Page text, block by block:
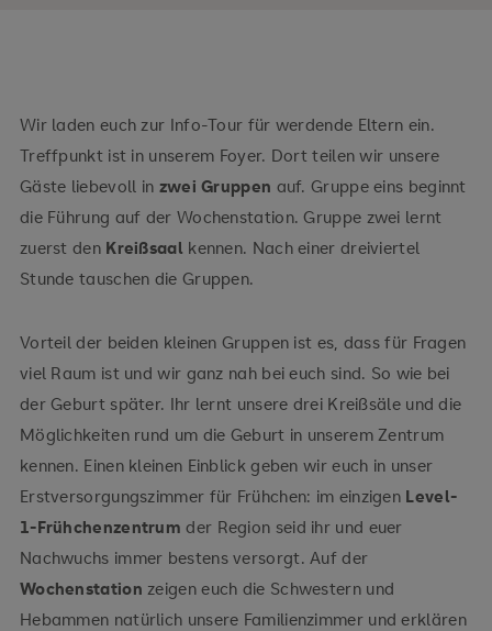
Wir laden euch zur Info-Tour für werdende Eltern ein.
Treffpunkt ist in unserem Foyer. Dort teilen wir unsere
Gäste liebevoll in zwei Gruppen auf. Gruppe eins beginnt
die Führung auf der Wochenstation. Gruppe zwei lernt
zuerst den Kreißsaal kennen. Nach einer dreiviertel
Stunde tauschen die Gruppen.
Vorteil der beiden kleinen Gruppen ist es, dass für Fragen
viel Raum ist und wir ganz nah bei euch sind. So wie bei
der Geburt später. Ihr lernt unsere drei Kreißsäle und die
Möglichkeiten rund um die Geburt in unserem Zentrum
kennen. Einen kleinen Einblick geben wir euch in unser
Erstversorgungszimmer für Frühchen: im einzigen Level-
1-Frühchenzentrum der Region seid ihr und euer
Nachwuchs immer bestens versorgt. Auf der
Wochenstation zeigen euch die Schwestern und
Hebammen natürlich unsere Familienzimmer und erklären